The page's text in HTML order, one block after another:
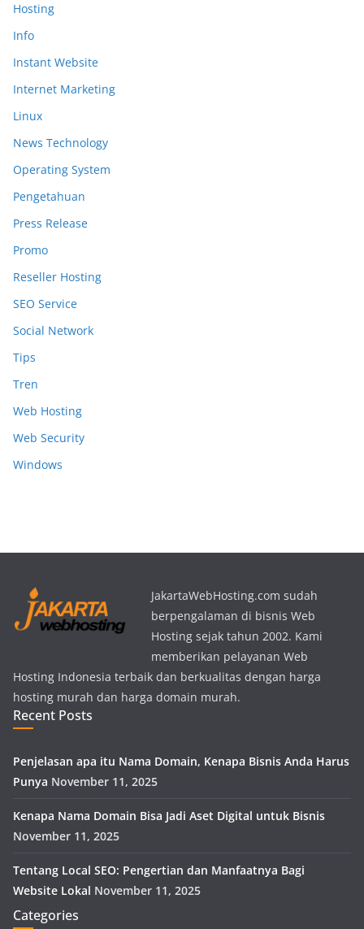
Hosting
Info
Instant Website
Internet Marketing
Linux
News Technology
Operating System
Pengetahuan
Press Release
Promo
Reseller Hosting
SEO Service
Social Network
Tips
Tren
Web Hosting
Web Security
Windows
JakartaWebHosting.com sudah
berpengalaman di bisnis Web
Hosting sejak tahun 2002. Kami
memberikan pelayanan Web
Hosting Indonesia terbaik dan berkualitas dengan harga
hosting murah dan harga domain murah.
Recent Posts
Penjelasan apa itu Nama Domain, Kenapa Bisnis Anda Harus
Punya November 11, 2025
Kenapa Nama Domain Bisa Jadi Aset Digital untuk Bisnis
November 11, 2025
Tentang Local SEO: Pengertian dan Manfaatnya Bagi
Website Lokal November 11, 2025
Categories